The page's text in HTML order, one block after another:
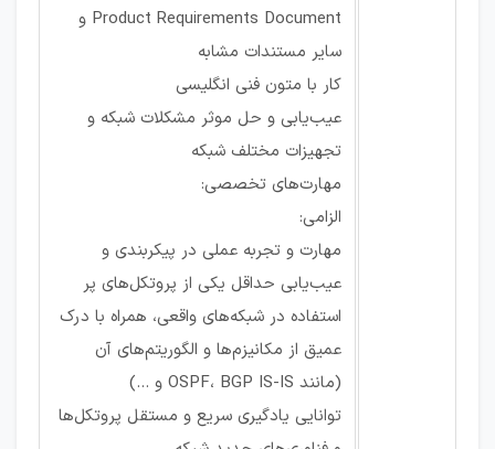
Product Requirements Document و
سایر مستندات مشابه
کار با متون فنی انگلیسی
عیب‌یابی و حل موثر مشکلات شبکه و
تجهیزات مختلف شبکه
مهارت‌های تخصصی:
الزامی:
مهارت و تجربه عملی در پیکربندی و
عیب‌یابی حداقل یکی از پروتکل‌های پر
استفاده در شبکه‌های واقعی، همراه با درک
عمیق از مکانیزم‌ها و الگوریتم‌های آن
(مانند OSPF، BGP IS-IS و …)
توانایی یادگیری سریع و مستقل پروتکل‌ها